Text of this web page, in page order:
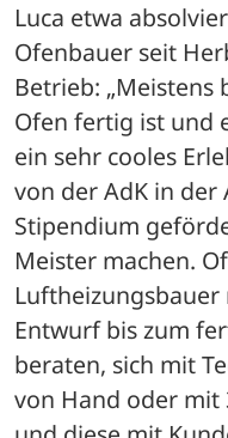
Luca etwa
Ofenbauer seit
Betrieb: „Meistens
Ofen fertig ist und
ein sehr cooles
von der AdK in
Stipendium
Meister machen.
Entwurf bis zum
beraten, sich mit
von Hand oder mit